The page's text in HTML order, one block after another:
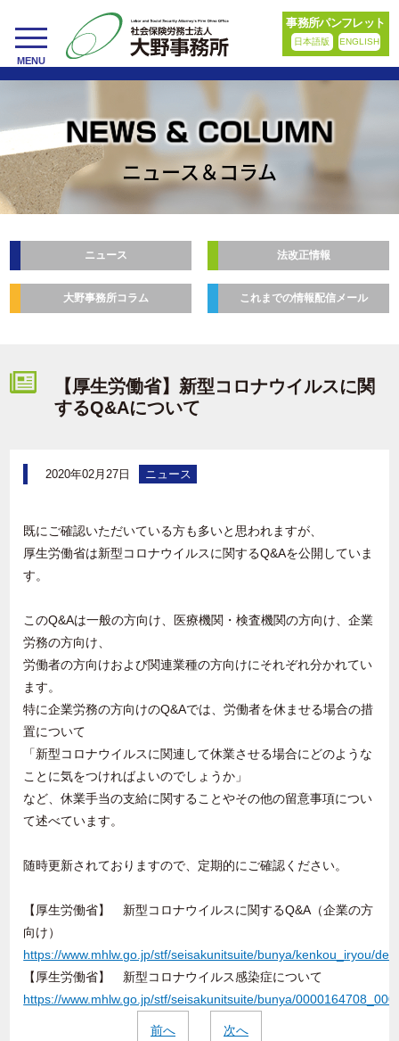
toggle
navigation
MENU
事務所パンフレット
日本語版 ENGLISH
ニュース＆コラム
ニュース 法改正情報
大野事務所コラム これまでの情報配信メール
【厚生労働省】新型コロナウイルスに関
するQ&Aについて
2020年02月27日 ニュース
既にご確認いただいている方も多いと思われますが、
厚生労働省は新型コロナウイルスに関するQ&Aを公開していま
す。
このQ&Aは一般の方向け、医療機関・検査機関の方向け、企業
労務の方向け、
労働者の方向けおよび関連業種の方向けにそれぞれ分かれてい
ます。
特に企業労務の方向けのQ&Aでは、労働者を休ませる場合の措
置について
「新型コロナウイルスに関連して休業させる場合にどのような
ことに気をつければよいのでしょうか」
など、休業手当の支給に関することやその他の留意事項につい
て述べています。
随時更新されておりますので、定期的にご確認ください。
【厚生労働省】 新型コロナウイルスに関するQ&A（企業の方
向け）
https://www.mhlw.go.jp/stf/seisakunitsuite/bunya/kenkou_iryou/
【厚生労働省】 新型コロナウイルス感染症について
https://www.mhlw.go.jp/stf/seisakunitsuite/bunya/
前へ 次へ